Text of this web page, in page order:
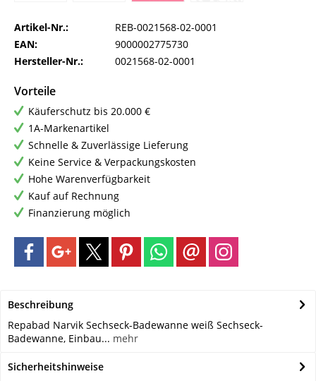
Artikel-Nr.:
REB-0021568-02-0001
EAN:
9000002775730
Hersteller-Nr.:
0021568-02-0001
Vorteile
Käuferschutz bis 20.000 €
1A-Markenartikel
Schnelle & Zuverlässige Lieferung
Keine Service & Verpackungskosten
Hohe Warenverfügbarkeit
Kauf auf Rechnung
Finanzierung möglich
Beschreibung
Repabad Narvik Sechseck-Badewanne weiß Sechseck-
Badewanne, Einbau... mehr
Sicherheitshinweise